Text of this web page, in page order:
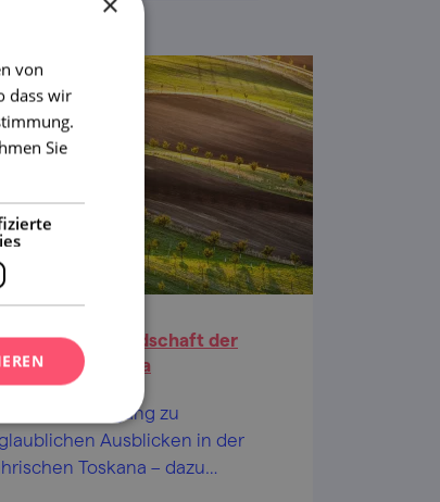
magischen Landschaft der
Toskana
Spaziergang zu
Ausblicken in der
Toskana – dazu
von
dass wir
Sie